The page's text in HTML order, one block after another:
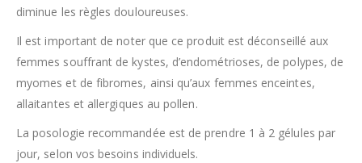
diminue les règles douloureuses.
Il est important de noter que ce produit est déconseillé aux
femmes souffrant de kystes, d’endométrioses, de polypes, de
myomes et de fibromes, ainsi qu’aux femmes enceintes,
allaitantes et allergiques au pollen.
La posologie recommandée est de prendre 1 à 2 gélules par
jour, selon vos besoins individuels.